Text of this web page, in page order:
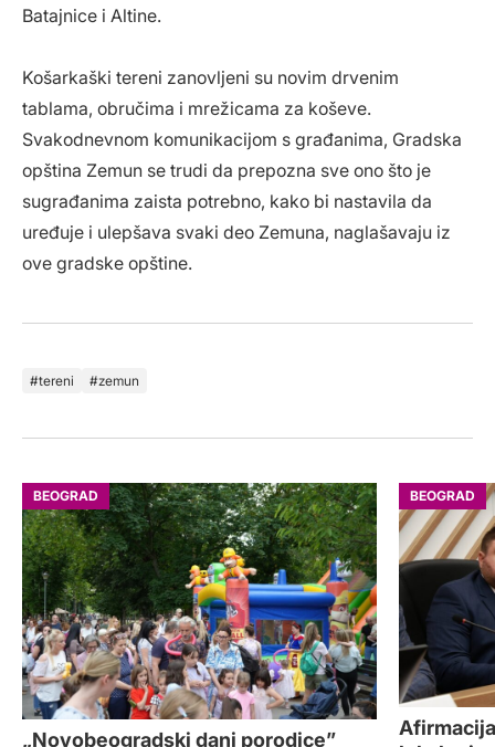
Batajnice i Altine.
Košarkaški tereni zanovljeni su novim drvenim
tablama, obručima i mrežicama za koševe.
Svakodnevnom komunikacijom s građanima, Gradska
opština Zemun se trudi da prepozna sve ono što je
sugrađanima zaista potrebno, kako bi nastavila da
uređuje i ulepšava svaki deo Zemuna, naglašavaju iz
ove gradske opštine.
tereni zemun
BEOGRAD
„Novobeogradski dani porodice”
BEOGRAD